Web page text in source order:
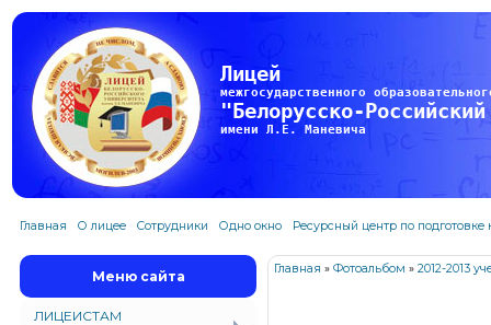
Лицей
межгосударственного
"Белорусско-
имени Л.Е. Маневича
Главная О лицее Сотрудники Одно окно Ресурсный центр по подготовке
Меню сайта
ЛИЦЕИСТАМ
Главная » Фотоальбом » 2012-2013